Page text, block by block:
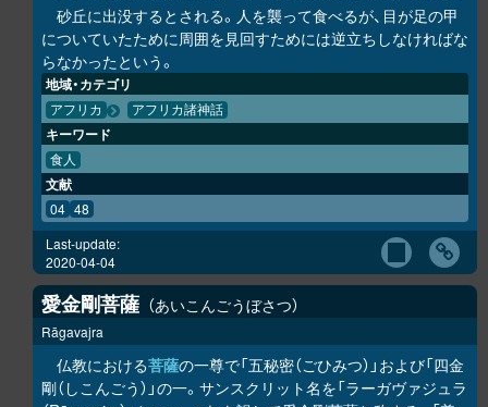
砂丘に出没するとされる。人を襲って食べるが、目が足の甲
についていたために周囲を見回すためには逆立ちしなければな
らなかったという。
地域・カテゴリ
アフリカ アフリカ諸神話
キーワード
食人
文献
04 48
Last-update:
2020-04-04
愛金剛菩薩 あいこんごうぼさつ
Rāgavajra
仏教における菩薩の一尊で「五秘密（ごひみつ）」および「四金
剛（しこんごう）」の一。サンスクリット名を「ラーガヴァジュラ